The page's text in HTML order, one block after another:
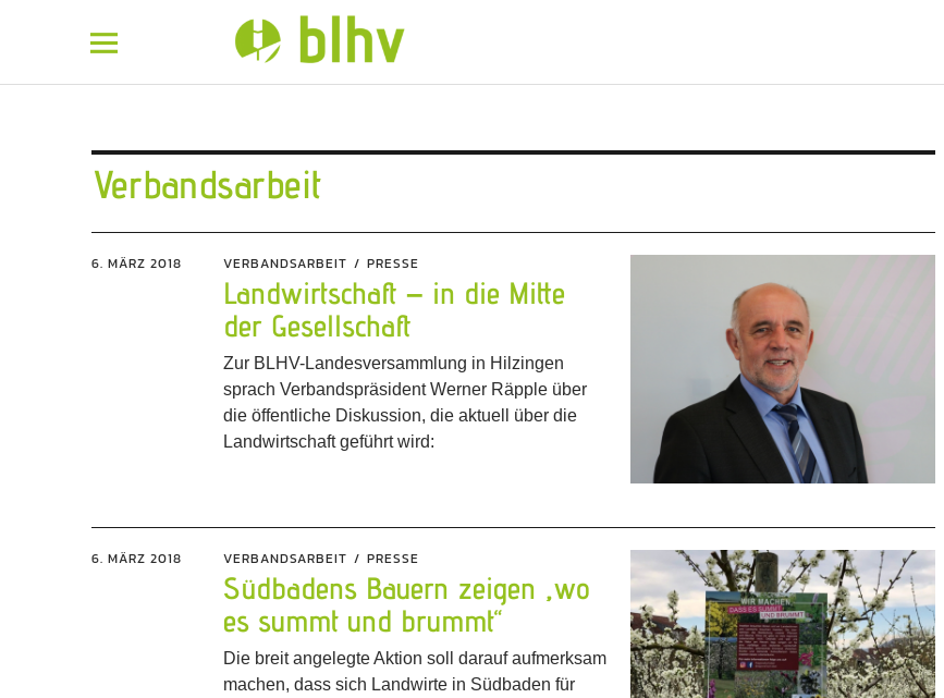
BLHV
Verbandsarbeit
6. MÄRZ 2018 VERBANDSARBEIT PRESSE
Landwirtschaft – in die Mitte
der Gesellschaft
Zur BLHV-Landesversammlung in Hilzingen
sprach Verbandspräsident Werner Räpple über
die öffentliche Diskussion, die aktuell über die
Landwirtschaft geführt wird:
6. MÄRZ 2018 VERBANDSARBEIT PRESSE
Südbadens Bauern zeigen „wo
es summt und brummt“
Die breit angelegte Aktion soll darauf aufmerksam
machen, dass sich Landwirte in Südbaden für